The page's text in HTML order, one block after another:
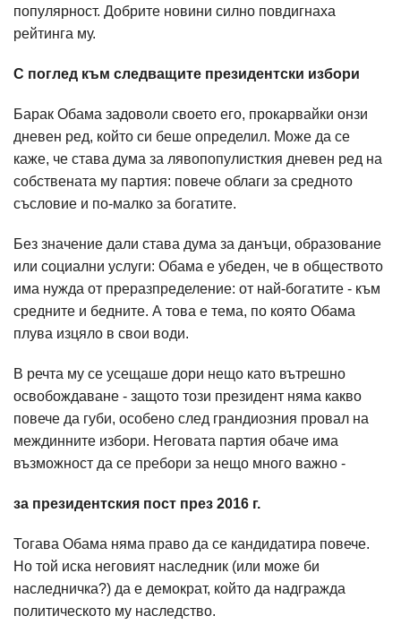
популярност. Добрите новини силно повдигнаха
рейтинга му.
С поглед към следващите президентски избори
Барак Обама задоволи своето его, прокарвайки онзи
дневен ред, който си беше определил. Може да се
каже, че става дума за лявопопулисткия дневен ред на
собствената му партия: повече облаги за средното
съсловие и по-малко за богатите.
Без значение дали става дума за данъци, образование
или социални услуги: Обама е убеден, че в обществото
има нужда от преразпределение: от най-богатите - към
средните и бедните. А това е тема, по която Обама
плува изцяло в свои води.
В речта му се усещаше дори нещо като вътрешно
освобождаване - защото този президент няма какво
повече да губи, особено след грандиозния провал на
междинните избори. Неговата партия обаче има
възможност да се пребори за нещо много важно -
за президентския пост през 2016 г.
Тогава Обама няма право да се кандидатира повече.
Но той иска неговият наследник (или може би
наследничка?) да е демократ, който да надгражда
политическото му наследство.